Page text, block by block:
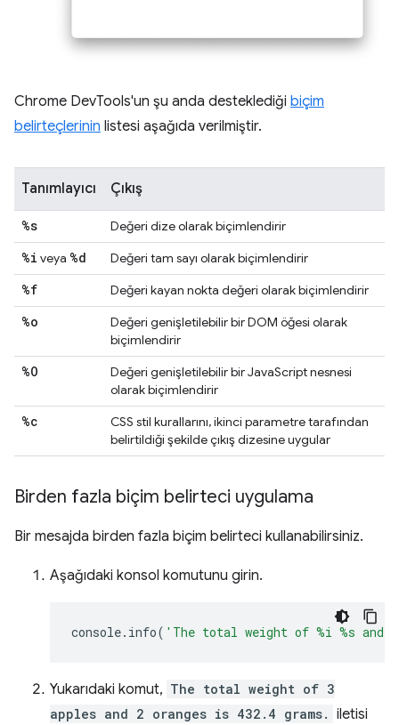
Chrome DevTools'un şu anda desteklediği biçim
belirteçlerinin listesi aşağıda verilmiştir.
Tanımlayıcı Çıkış
%s Değeri dize olarak biçimlendirir
%i veya %d Değeri tam sayı olarak biçimlendirir
%f Değeri kayan nokta değeri olarak biçimlendirir
%o
Değeri genişletilebilir bir DOM öğesi olarak
biçimlendirir
%O
Değeri genişletilebilir bir JavaScript nesnesi
olarak biçimlendirir
%c
CSS stil kurallarını, ikinci parametre tarafından
belirtildiği şekilde çıkış dizesine uygular
Birden fazla biçim belirteci uygulama
Bir mesajda birden fazla biçim belirteci kullanabilirsiniz.
Aşağıdaki konsol komutunu girin.
console. info( 'The total weight of %i %s and
Yukarıdaki komut, The total weight of 3
apples and 2 oranges is 432.4 grams. iletisi